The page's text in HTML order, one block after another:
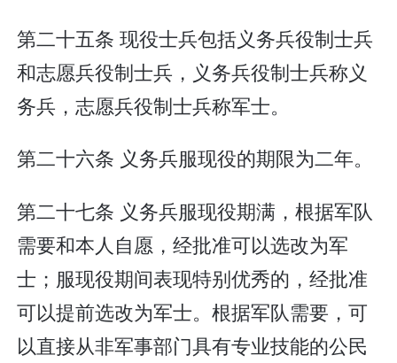
第二十五条 现役士兵包括义务兵役制士兵
和志愿兵役制士兵，义务兵役制士兵称义
务兵，志愿兵役制士兵称军士。
第二十六条 义务兵服现役的期限为二年。
第二十七条 义务兵服现役期满，根据军队
需要和本人自愿，经批准可以选改为军
士；服现役期间表现特别优秀的，经批准
可以提前选改为军士。根据军队需要，可
以直接从非军事部门具有专业技能的公民